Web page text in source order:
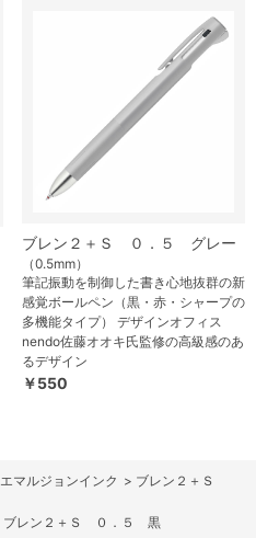
ブレン２＋Ｓ ０．５ グレー
（0.5mm）
筆記振動を制御した書き心地抜群の新
感覚ボールペン（黒・赤・シャープの
多機能タイプ） デザインオフィス
nendo佐藤オオキ氏監修の高級感のあ
るデザイン
￥550
エマルジョンインク > ブレン２＋Ｓ
ブレン２＋Ｓ ０．５ 黒